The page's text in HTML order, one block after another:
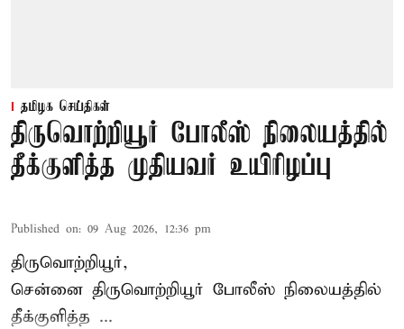
தமிழக செய்திகள்
திருவொற்றியூர் போலீஸ் நிலையத்தில்
தீக்குளித்த முதியவர் உயிரிழப்பு
Published on: 09 Aug 2026, 12:36 pm
திருவொற்றியூர்,
சென்னை திருவொற்றியூர் போலீஸ் நிலையத்தில்
தீக்குளித்த ...